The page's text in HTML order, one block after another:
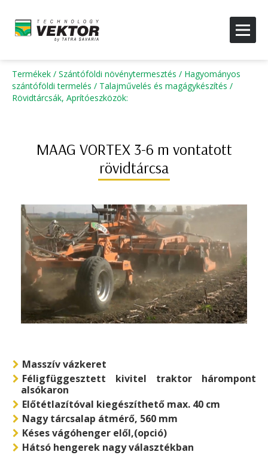
Termékek / Szántóföldi növénytermesztés / Hagyományos
szántóföldi termelés / Talajművelés és magágykészítés /
Rövidtárcsák, Aprítóeszközök:
MAAG VORTEX 3-6 m vontatott
rövidtárcsa
Masszív vázkeret
Féligfüggesztett kivitel traktor hárompont
alsókaron
Előtétlazítóval kiegészíthető max. 40 cm
Nagy tárcsalap átmérő, 560 mm
Késes vágóhenger elől,(opció)
Hátsó hengerek nagy választékban